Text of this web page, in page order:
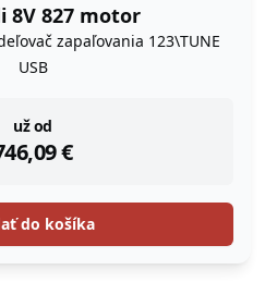
8V 827 motor
zapaľovania 123\TUNE
USB
už od
€
instock
do košíka